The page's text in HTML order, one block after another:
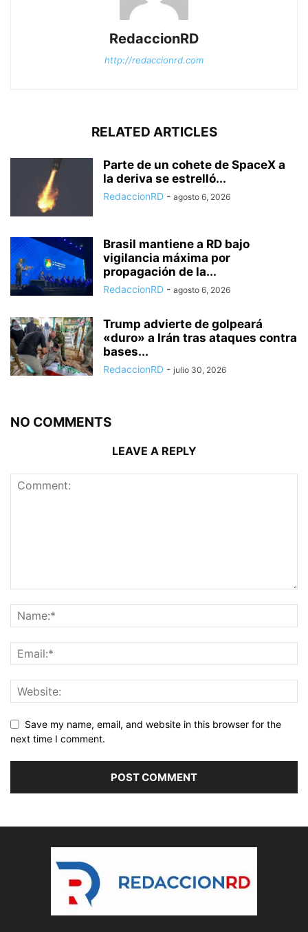
RedaccionRD
http://redaccionrd.com
RELATED ARTICLES
Parte de un cohete de SpaceX a
la deriva se estrelló...
RedaccionRD - agosto 6, 2026
Brasil mantiene a RD bajo
vigilancia máxima por
propagación de la...
RedaccionRD - agosto 6, 2026
Trump advierte de golpeará
«duro» a Irán tras ataques contra
bases...
RedaccionRD - julio 30, 2026
NO COMMENTS
LEAVE A REPLY
Save my name, email, and website in this browser for the
next time I comment.